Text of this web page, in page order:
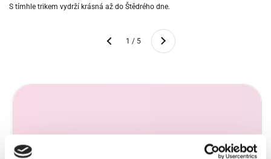
S tímhle trikem vydrží krásná až do Štědrého dne.
Predchádzajúci 1 / 5 Ďalší